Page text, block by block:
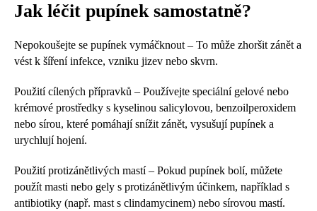
Jak léčit pupínek samostatně?
Nepokoušejte se pupínek vymáčknout – To může zhoršit zánět a
vést k šíření infekce, vzniku jizev nebo skvrn.
Použití cílených přípravků – Používejte speciální gelové nebo
krémové prostředky s kyselinou salicylovou, benzoilperoxidem
nebo sírou, které pomáhají snížit zánět, vysušují pupínek a
urychlují hojení.
Použití protizánětlivých mastí – Pokud pupínek bolí, můžete
použít masti nebo gely s protizánětlivým účinkem, například s
antibiotiky (např. mast s clindamycinem) nebo sírovou mastí.